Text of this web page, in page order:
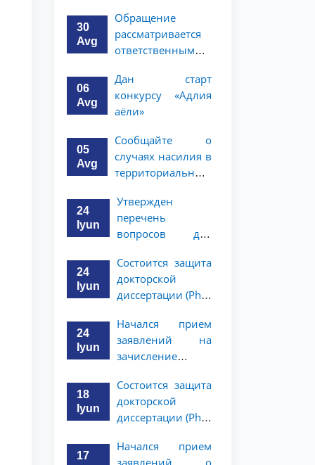
Университете
Нагоя
программы по
праву и
политическим
Университете
Нагоя
30
Avg
Обращение
рассматривается
ответственными
университета
06
Avg
Дан старт
конкурсу «Адлия
аёли»
05
Avg
Сообщайте о
случаях насилия в
территориальные
Национального
агентства
социальной
24
Iyun
Утвержден
перечень
вопросов для
собеседования с
выпускниками
академического
получившими
рекомендации
24
Iyun
Состоится защита
докторской
диссертации (PhD)
Мадримова
24
Iyun
Начался прием
заявлений на
зачисление
академического
лицея, имеющих
рекомендации на
бакалавриате
18
Iyun
Состоится защита
докторской
диссертации (PhD)
Рахмонова
17
Начался прием
заявлений о